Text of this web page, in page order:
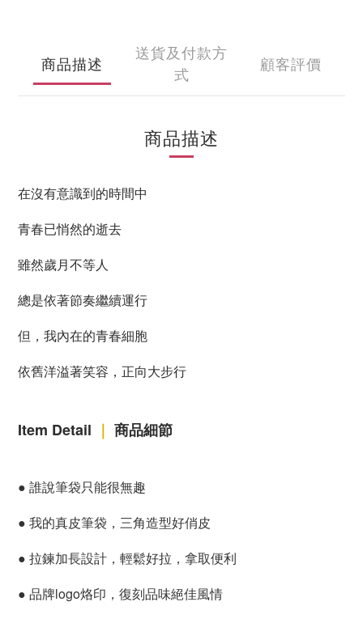
商品描述
送貨及付款方
式
顧客評價
商品描述
在沒有意識到的時間中
青春已悄然的逝去
雖然歲月不等人
總是依著節奏繼續運行
但，我內在的青春細胞
依舊洋溢著笑容，正向大步行
Item Detail ｜ 商品細節
● 誰說筆袋只能很無趣
● 我的真皮筆袋，三角造型好俏皮
● 拉鍊加長設計，輕鬆好拉，拿取便利
● 品牌logo烙印，復刻品味絕佳風情